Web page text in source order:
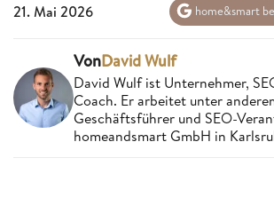
21. Mai 2026 home&smart
VonDavid Wulf
David Wulf ist Unternehmer,
Coach. Er arbeitet unter
Geschäftsführer und SEO-
homeandsmart GmbH in